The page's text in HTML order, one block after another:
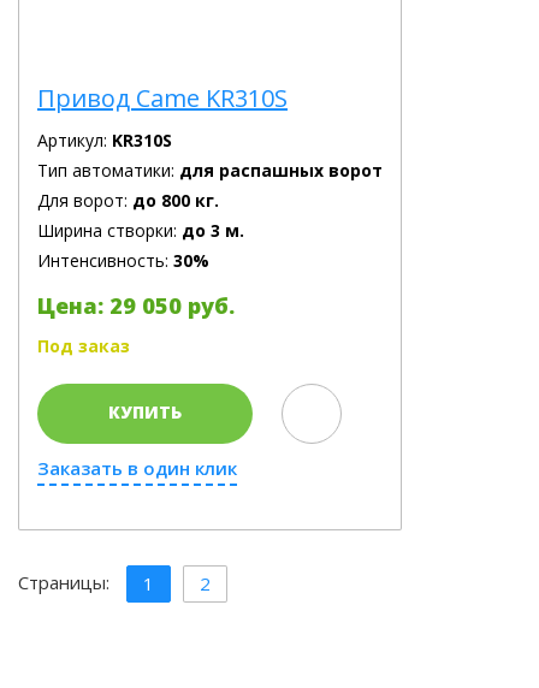
Привод Came KR310S
Артикул: KR310S
Тип автоматики: для распашных ворот
Для ворот: до 800 кг.
Ширина створки: до 3 м.
Интенсивность: 30%
Цена: 29 050 руб.
Под заказ
КУПИТЬ
Заказать в один клик
Страницы: 1 2